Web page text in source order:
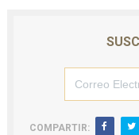
COMPARTIR: